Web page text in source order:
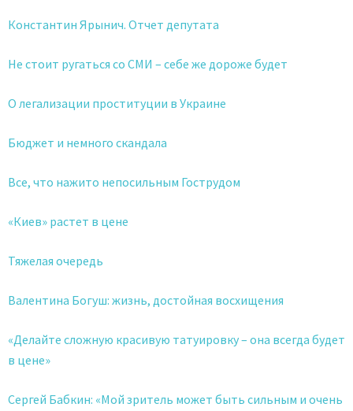
Константин Ярынич. Отчет депутата
Не стоит ругаться со СМИ – себе же дороже будет
О легализации проституции в Украине
Бюджет и немного скандала
Все, что нажито непосильным Гострудом
«Киев» растет в цене
Тяжелая очередь
Валентина Богуш: жизнь, достойная восхищения
«Делайте сложную красивую татуировку – она всегда будет
в цене»
Сергей Бабкин: «Мой зритель может быть сильным и очень